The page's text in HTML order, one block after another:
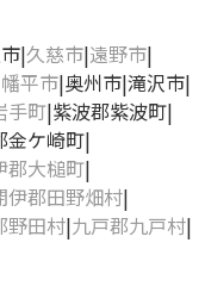
久慈市 遠野市
平市 奥州市 滝沢市
手町 紫波郡紫波町
金ケ崎町
郡大槌町
伊郡田野畑村
野田村 九戸郡九戸村